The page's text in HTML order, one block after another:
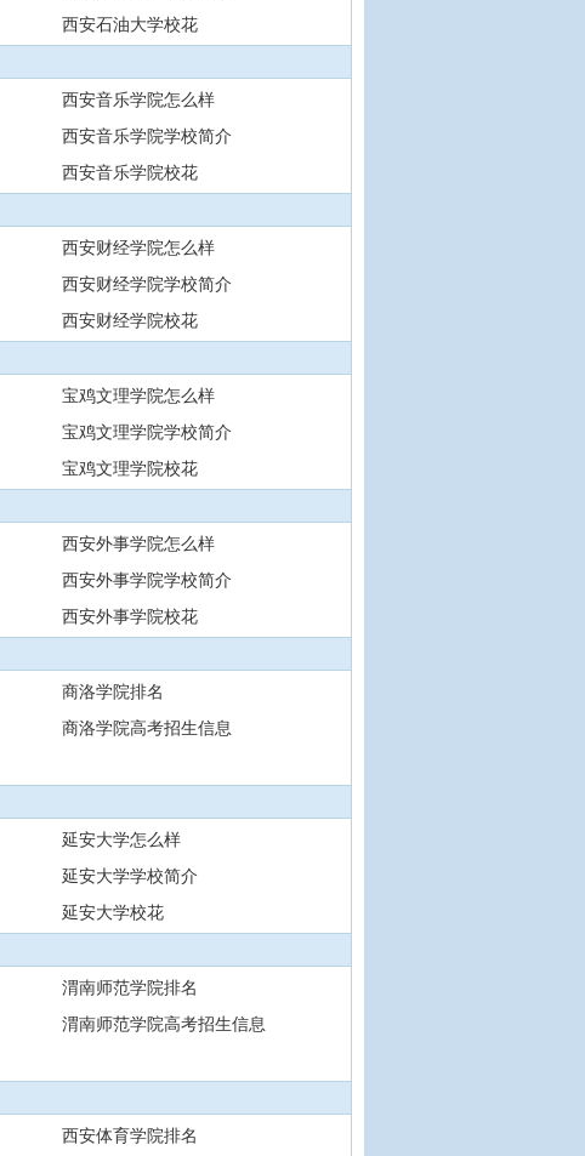
西安石油大学校花
西安音乐学院怎么样
西安音乐学院学校简介
西安音乐学院校花
西安财经学院怎么样
西安财经学院学校简介
西安财经学院校花
宝鸡文理学院怎么样
宝鸡文理学院学校简介
宝鸡文理学院校花
西安外事学院怎么样
西安外事学院学校简介
西安外事学院校花
商洛学院排名
商洛学院高考招生信息
延安大学怎么样
延安大学学校简介
延安大学校花
渭南师范学院排名
渭南师范学院高考招生信息
西安体育学院排名